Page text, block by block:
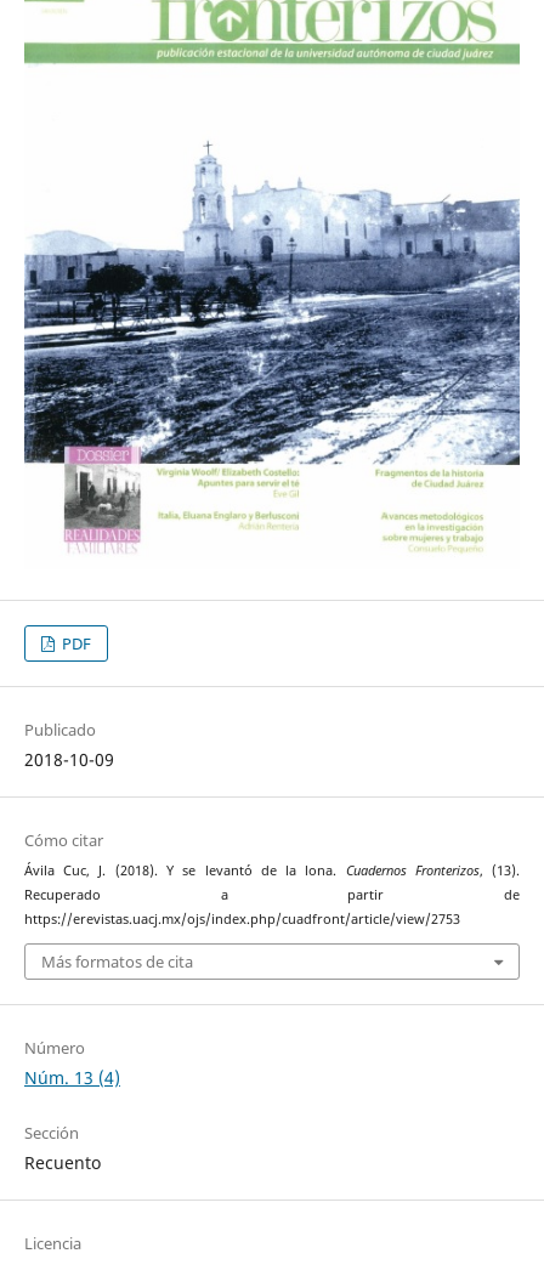
PDF
Publicado
2018-10-09
Cómo citar
Ávila Cuc, J. (2018). Y se levantó de la lona. Cuadernos Fronterizos, (13).
Recuperado a partir de
https://erevistas.uacj.mx/ojs/index.php/cuadfront/article/view/2753
Más formatos de cita
Número
Núm. 13 (4)
Sección
Recuento
Licencia